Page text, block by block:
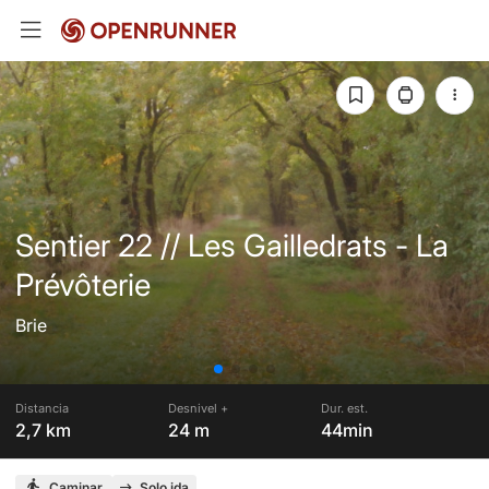
Sentier 22 // Les Gailledrats - La
Prévôterie
Brie
Distancia
2,7 km
Desnivel +
24 m
Dur. est.
44min